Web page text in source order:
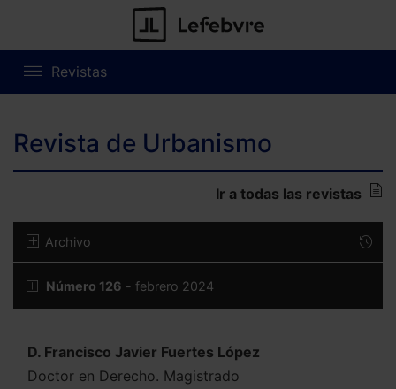
Revistas
Revista de Urbanismo
Ir a todas las revistas
Archivo
Número 126 - febrero 2024
D. Francisco Javier Fuertes López
Doctor en Derecho. Magistrado